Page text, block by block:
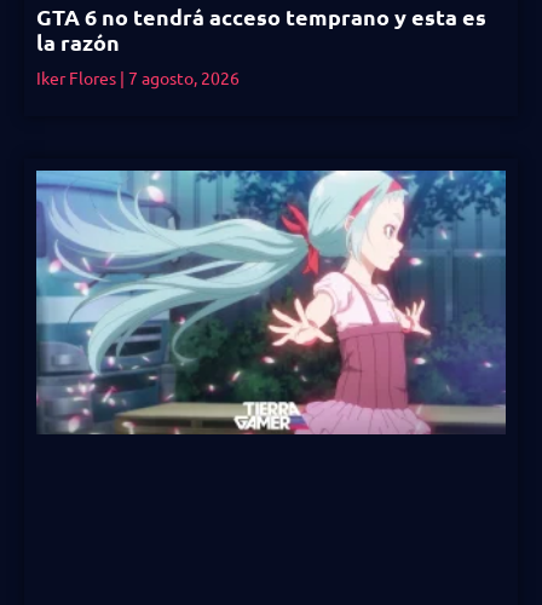
GTA 6 no tendrá acceso temprano y esta es
la razón
Iker Flores 7 agosto, 2026